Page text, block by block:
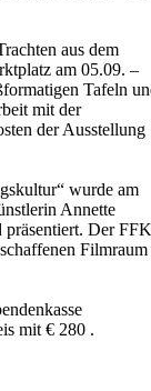
aus dem
am 05.09. –
Tafeln
mit der
der Ausstellung
wurde am
Annette
präsentiert. Der FFK
Filmraum
mit € 280 .